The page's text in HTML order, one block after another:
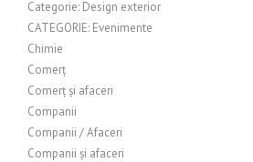
Categorie: Design exterior
CATEGORIE: Evenimente
Chimie
Comerț
Comerț și afaceri
Companii
Companii / Afaceri
Companii și afaceri